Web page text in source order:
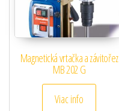
Magnetická vrtačka a závitořez
MB 202 G
Viac info